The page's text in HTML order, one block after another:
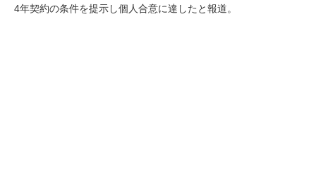
4年契約の条件を提示し個人合意に達したと報道。